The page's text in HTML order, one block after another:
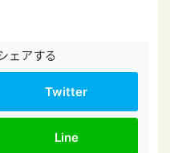
ェアする
Twitter
Line